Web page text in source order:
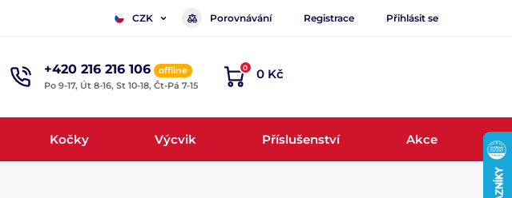
CZK Porovnávání Registrace Přihlásit se
+420 216 216 106
offline
Po 9-17, Út 8-16, St 10-18, Čt-Pá 7-15
0 0 Kč
Kočky Výcvik Příslušenství Akce